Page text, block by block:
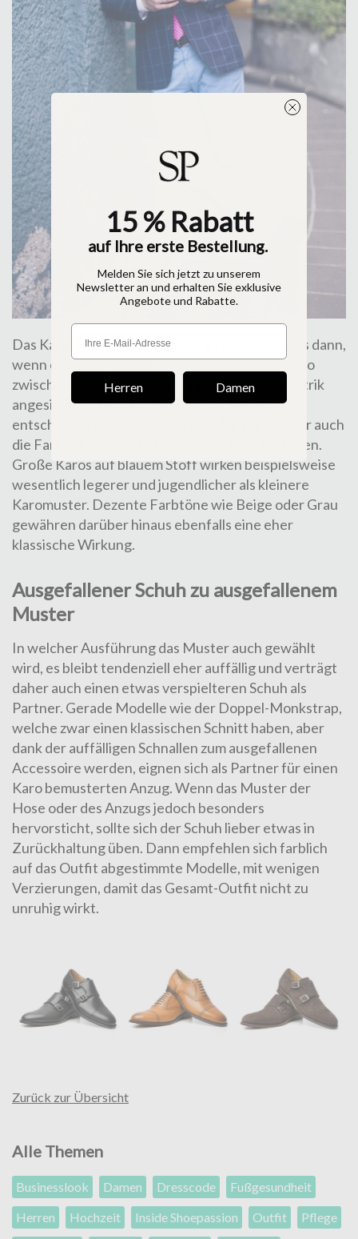
Das Karo-Muster der Gegenwart ist, besonders dann,
wenn es einen kompletten Anzug ziert, irgendwo
zwischen traditioneller Reminiszenz und Exzentrik
angesiedelt. Über die Wirkung des Musters
entscheiden zunächst die Größe der Karos, aber auch
die Farbgebung des Grundtons und die der Linien.
Große Karos auf blauem Stoff wirken beispielsweise
wesentlich legerer und jugendlicher als kleinere
Karomuster. Dezente Farbtöne wie Beige oder Grau
gewähren darüber hinaus ebenfalls eine eher
klassische Wirkung.
Ausgefallener Schuh zu ausgefallenem
Muster
In welcher Ausführung das Muster auch gewählt
wird, es bleibt tendenziell eher auffällig und verträgt
daher auch einen etwas verspielteren Schuh als
Partner. Gerade Modelle wie der Doppel-Monkstrap,
welche zwar einen klassischen Schnitt haben, aber
dank der auffälligen Schnallen zum ausgefallenen
Accessoire werden, eignen sich als Partner für einen
Karo bemusterten Anzug. Wenn das Muster der
Hose oder des Anzugs jedoch besonders
hervorsticht, sollte sich der Schuh lieber etwas in
Zurückhaltung üben. Dann empfehlen sich farblich
auf das Outfit abgestimmte Modelle, mit wenigen
Verzierungen, damit das Gesamt-Outfit nicht zu
unruhig wirkt.
Zurück zur Übersicht
Alle Themen
Businesslook Damen Dresscode
Fußgesundheit
Herren
Hochzeit Inside Shoepassion Outfit
Pflege
15 % Rabatt
auf Ihre erste Bestellung.
Melden Sie sich jetzt zu unserem
Newsletter an und erhalten Sie exklusive
Angebote und Rabatte.
Herren Damen